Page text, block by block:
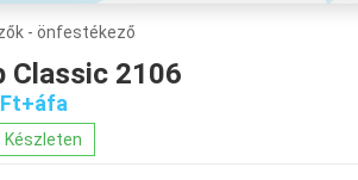
- önfestékező
Classic 2106
Készleten